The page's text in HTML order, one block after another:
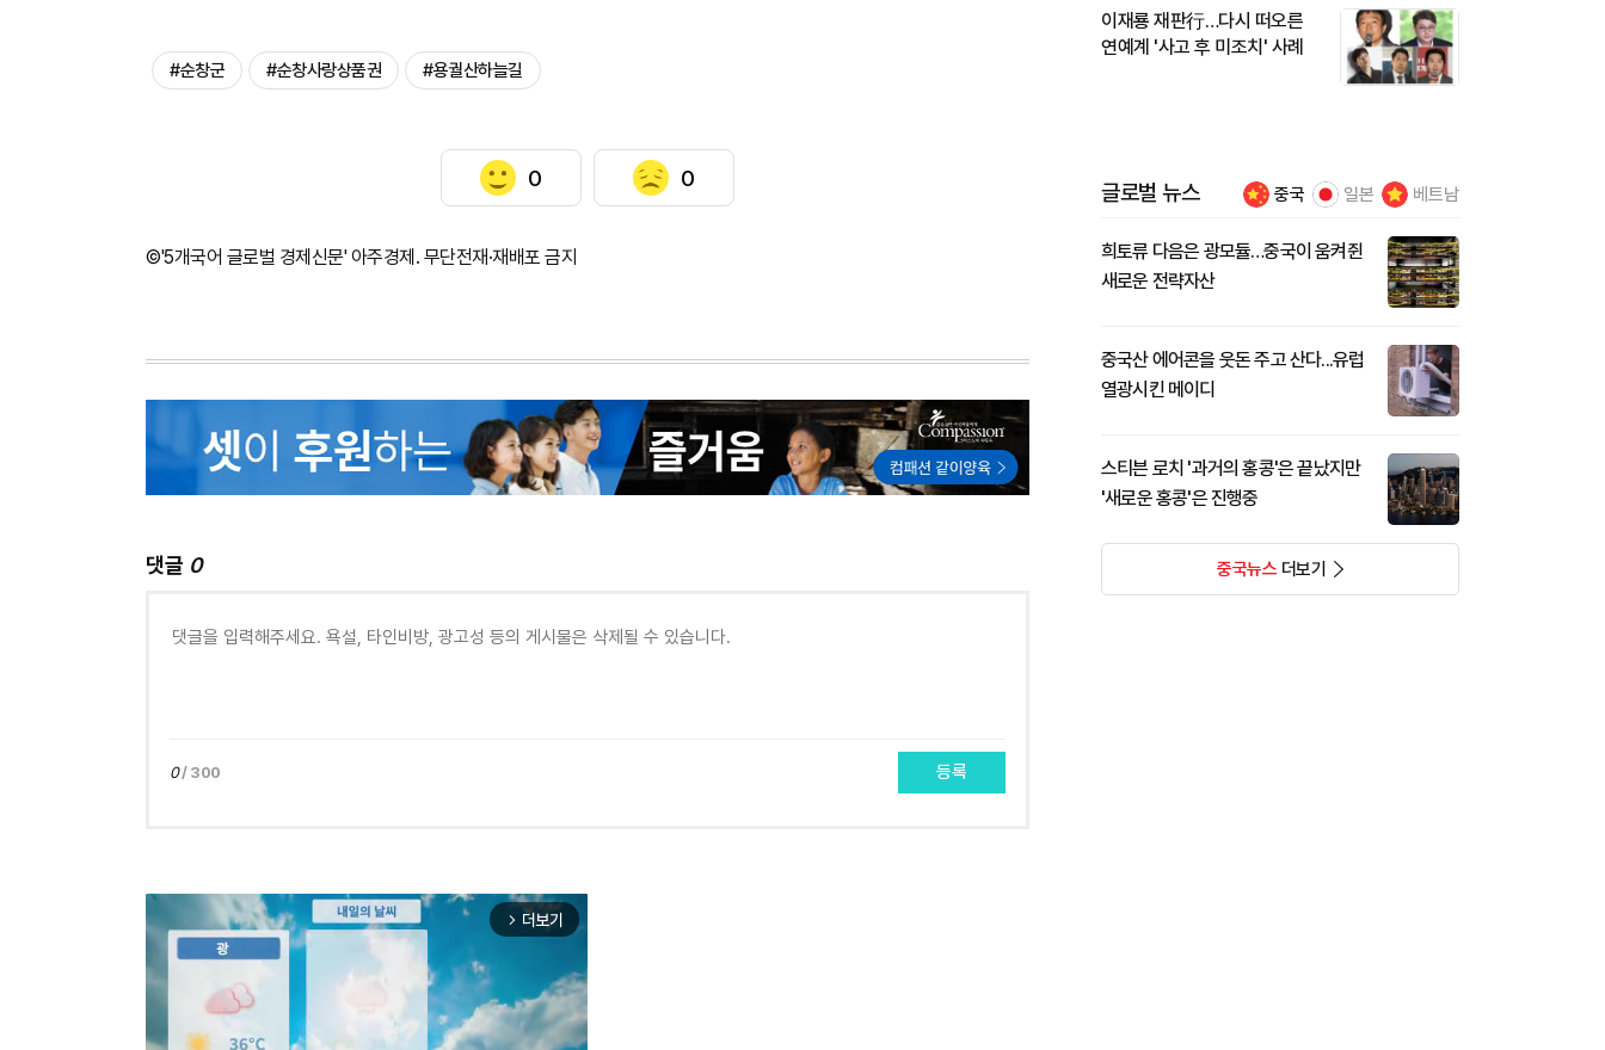
#순창군 #순창사랑상품권 #용궐산하늘길
0 0
©'5개국어 글로벌 경제신문' 아주경제. 무단전재·재배포 금지
댓글 0
0/ 300 등록
arrow_forward_ios 더보기
이재룡 재판行…다시 떠오른
연예계 '사고 후 미조치' 사례
글로벌 뉴스 중국 일본 베트남
희토류 다음은 광모듈…중국이 움켜쥔
새로운 전략자산
중국산 에어콘을 웃돈 주고 산다...유럽
열광시킨 메이디
스티븐 로치 '과거의 홍콩'은 끝났지만
'새로운 홍콩'은 진행중
중국뉴스더보기